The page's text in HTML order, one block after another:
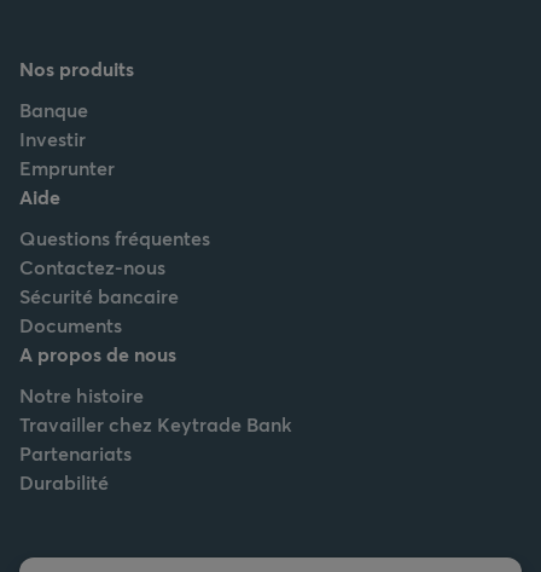
Nos produits
Banque
Investir
Emprunter
Aide
Questions fréquentes
Contactez-nous
Sécurité bancaire
Documents
A propos de nous
Notre histoire
Travailler chez Keytrade Bank
Partenariats
Durabilité